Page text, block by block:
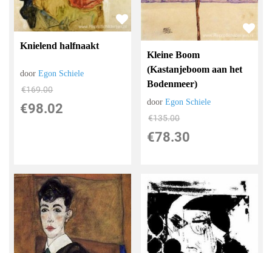
Knielend halfnaakt
doorEgon Schiele
€169.00
€98.02
Kleine Boom
(Kastanjeboom aan het
Bodenmeer)
doorEgon Schiele
€135.00
€78.30